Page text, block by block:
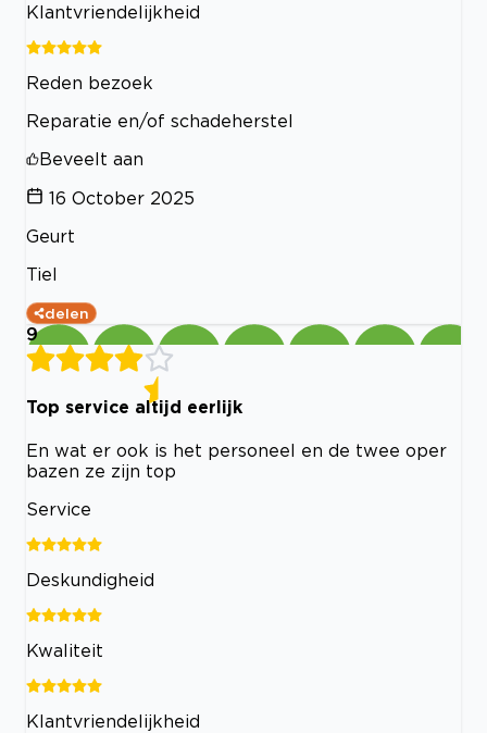
Klantvriendelijkheid
Reden bezoek
Reparatie en/of schadeherstel
Beveelt aan
16 October 2025
Geurt
Tiel
delen
9
Top service altijd eerlijk
En wat er ook is het personeel en de twee oper
bazen ze zijn top
Service
Deskundigheid
Kwaliteit
Klantvriendelijkheid